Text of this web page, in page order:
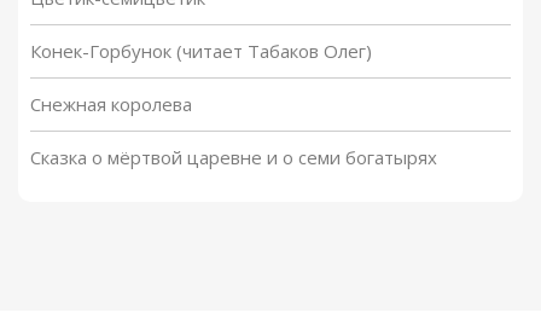
Конек-Горбунок (читает Табаков Олег)
Снежная королева
Сказка о мёртвой царевне и о семи богатырях